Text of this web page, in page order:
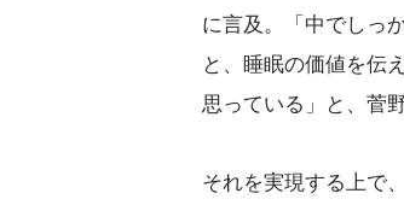
に言及。「中でしっ
と、睡眠の価値を伝
思っている」と、菅
それを実現する上で